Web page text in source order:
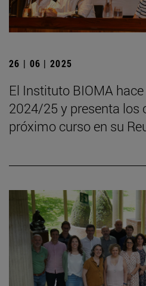
26 | 06 | 2025
El Instituto BIOMA
2024/25 y presenta los
próximo curso en su